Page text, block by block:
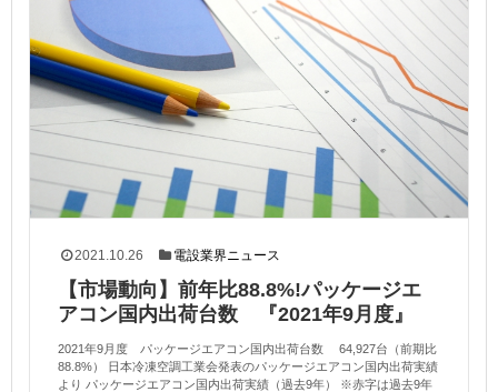
2021.10.26 電設業界ニュース
【市場動向】前年比88.8%!パッケージエ
アコン国内出荷台数 『2021年9月度』
2021年9月度 パッケージエアコン国内出荷台数 64,927台（前期比
88.8%） 日本冷凍空調工業会発表のパッケージエアコン国内出荷実績
より パッケージエアコン国内出荷実績（過去9年） ※赤字は過去9年